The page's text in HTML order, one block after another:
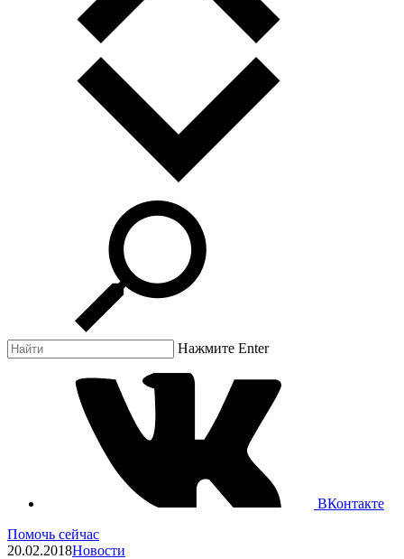
Нажмите Enter
ВКонтакте
Помочь сейчас
20.02.2018Новости